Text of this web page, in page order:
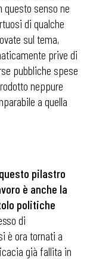
senso ne
di qualche
sul tema,
prive di
pubbliche spese
neppure
a quella
pilastro
è anche la
politiche
di
è ora tornati a
già fallita in